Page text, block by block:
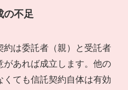
の不足
約は委託者（親）と受託者
があれば成立します。他の
くても信託契約自体は有効